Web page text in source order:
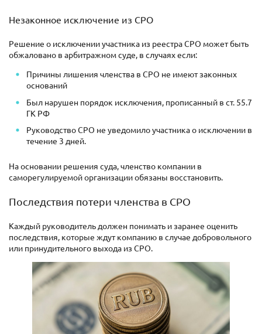
Незаконное исключение из СРО
Решение о исключении участника из реестра СРО может быть
обжаловано в арбитражном суде, в случаях если:
Причины лишения членства в СРО не имеют законных
оснований
Был нарушен порядок исключения, прописанный в ст. 55.7
ГК РФ
Руководство СРО не уведомило участника о исключении в
течение 3 дней.
На основании решения суда, членство компании в
саморегулируемой организации обязаны восстановить.
Последствия потери членства в СРО
Каждый руководитель должен понимать и заранее оценить
последствия, которые ждут компанию в случае добровольного
или принудительного выхода из СРО.